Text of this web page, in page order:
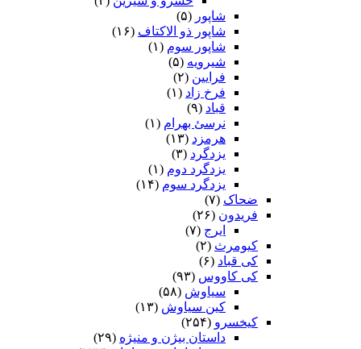
شاپور (۵)
شاپور ذو الاکتاف (۱۶)
شاپور سوم‏ (۱)
شیرویه (۵)
فرایین (۲)
فرخ زاد (۱)
قباد (۹)
نرسئ بهرام‏ (۱)
هرمزد (۱۳)
یزدگرد (۳)
یزدگرد دوم (۱)
یزدگرد سوم (۱۴)
ضحاک (۷)
فریدون (۲۶)
ایرج (۷)
کیومرث (۲)
کی قباد (۶)
کی کاووس (۹۳)
سیاوش (۵۸)
کین سیاوش (۱۳)
کیخسرو (۲۵۴)
داستان بیژن و منیژه (۲۹)